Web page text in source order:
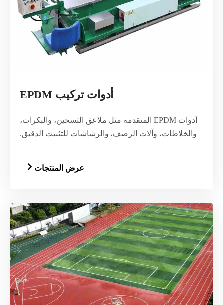
أدوات تركيب EPDM
أدوات EPDM المتقدمة مثل ملاعق التسخين، والبكرات،
والخلاطات، وآلات الرصف، والرشاشات للتثبيت الدقيق.
عرض المنتجات